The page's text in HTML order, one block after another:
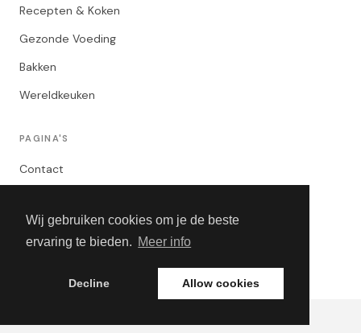
Wij gebruiken cookies om je de beste
ervaring te bieden. Meer info
Decline Allow cookies
Recepten & Koken
Gezonde Voeding
Bakken
Wereldkeuken
PAGINA'S
Contact
Algemene Voorwaarden